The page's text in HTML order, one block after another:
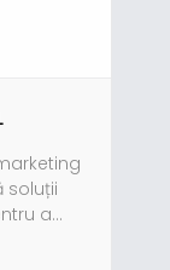
soluții
a...